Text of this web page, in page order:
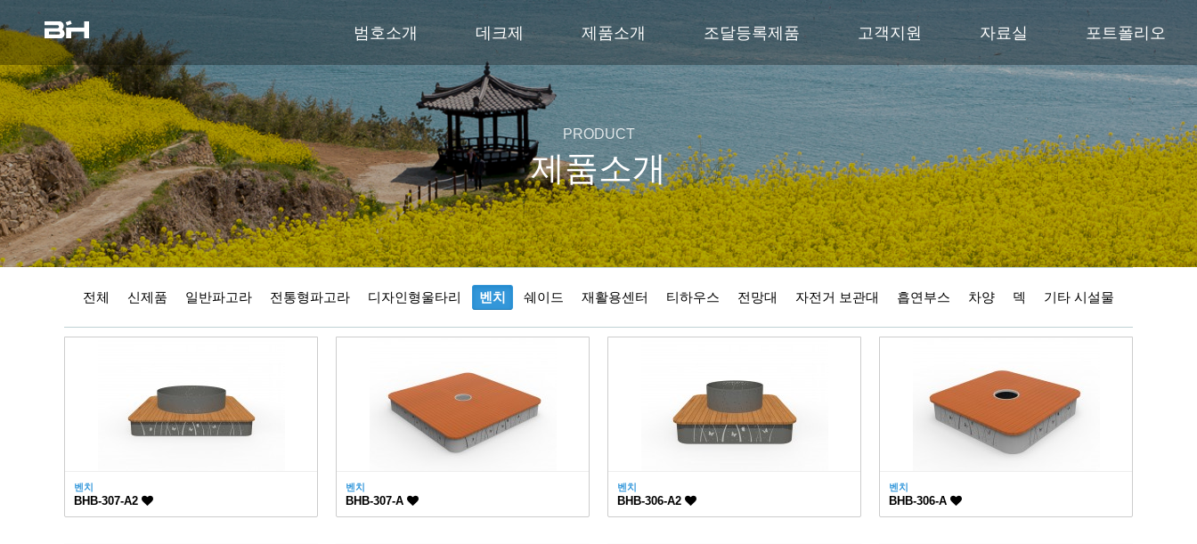
범호소개 데크제 제품소개 조달등록제품 고객지원 자료실 포트폴리오
PRODUCT
제품소개
전체 신제품 일반파고라 전통형파고라 디자인형울타리 벤치 쉐이드 재활용센터 티하우스 전망대 자전거 보관대 흡연부스 차양 덱 기타 시설물
벤치
BHB-307-A2
벤치
BHB-307-A
벤치
BHB-306-A2
벤치
BHB-306-A